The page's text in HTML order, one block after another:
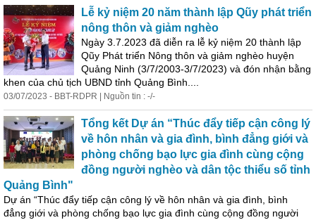
Lễ kỷ niệm 20 năm thành lập Qũy phát triển
nông thôn và giảm nghèo
Ngày 3.7.2023 đã diễn ra lễ kỷ niệm 20 thành lập
Qũy Phát triển Nông thôn và giảm nghèo huyện
Quảng Ninh (3/7/2003-3/7/2023) và đón nhận bằng
khen của chủ tịch UBND tỉnh Quảng Bình....
03/07/2023 - BBT-RDPR | Nguồn tin : -/-
Tổng kết Dự án “Thúc đẩy tiếp cận công lý
về hôn nhân và gia đình, bình đẳng giới và
phòng chống bạo lực gia đình cùng cộng
đồng người nghèo và dân tộc thiểu số tỉnh
Quảng Bình"
Dự án “Thúc đẩy tiếp cận công lý về hôn nhân và gia đình, bình
đẳng giới và phòng chống bạo lực gia đình cùng cộng đồng người